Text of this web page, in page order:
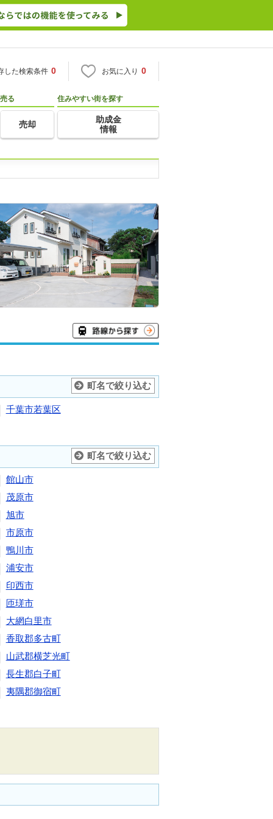
した検索条件 0 お気に入り 0
売る
売却
住みやすい街を探す
助成金
情報
町名で絞り込む
千葉市若葉区
町名で絞り込む
館山市
茂原市
旭市
市原市
鴨川市
浦安市
印西市
匝瑳市
大網白里市
香取郡多古町
山武郡横芝光町
長生郡白子町
夷隅郡御宿町